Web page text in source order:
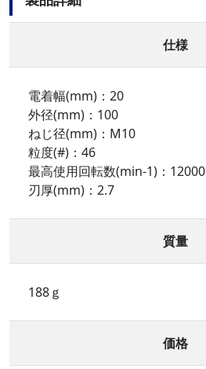
仕様
電着幅(mm)：20
外径(mm)：100
ねじ径(mm)：M10
粒度(#)：46
最高使用回転数(min-1)：12000
刃厚(mm)：2.7
質量
188ｇ
価格